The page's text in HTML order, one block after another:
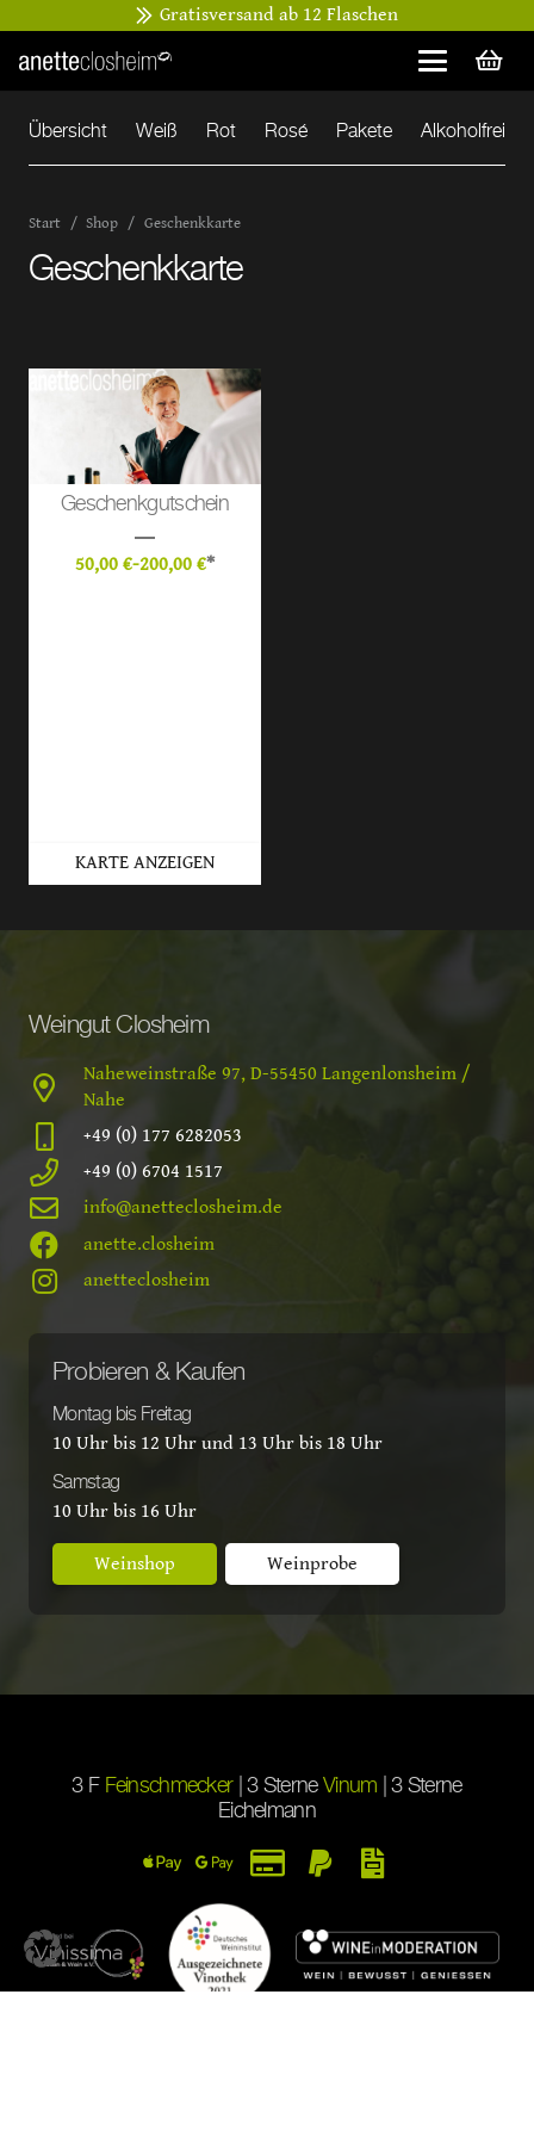
Gratisversand ab 12 Flaschen
Übersicht Weiß Rot Rosé Pakete Alkoholfrei
Start / Shop / Geschenkkarte
Geschenkkarte
Geschenkgutschein
50,00 €-200,00 €*
KARTE ANZEIGEN
Weingut Closheim
Naheweinstraße 97, D-55450 Langenlonsheim /
Nahe
+49 (0) 177 6282053
+49 (0) 6704 1517
info@anetteclosheim.de
anette.closheim
anetteclosheim
Probieren & Kaufen
Montag bis Freitag
10 Uhr bis 12 Uhr und 13 Uhr bis 18 Uhr
Samstag
10 Uhr bis 16 Uhr
Weinshop Weinprobe
3 F Feinschmecker| 3 Sterne Vinum | 3 Sterne
Eichelmann